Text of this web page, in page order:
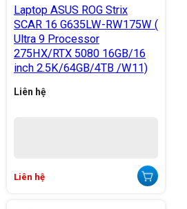
Laptop ASUS ROG Strix
SCAR 16 G635LW-RW175W (
Ultra 9 Processor
275HX/RTX 5080 16GB/16
inch 2.5K/64GB/4TB /W11)
Liên hệ
Liên hệ